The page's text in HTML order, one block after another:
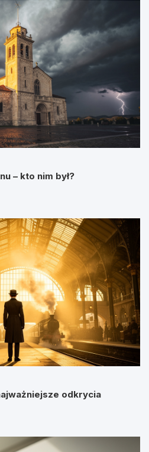
– kto nim był?
odkrycia